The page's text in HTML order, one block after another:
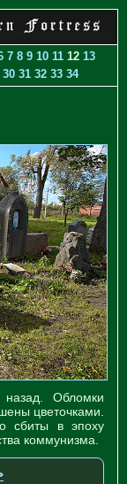
7 8 9 10 11 12 13
30 31 32 33 34
Обломки
цветочками.
сбиты в эпоху
коммунизма.